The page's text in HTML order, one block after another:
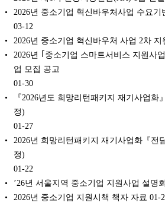
2026년 중소기업 혁신바우처사업 수요
03-12
2026년 중소기업 혁신바우처 사업 2차 지
2026년 ｢중소기업 스마트서비스 지원사
업 모집 공고
01-30
『2026년도 희망리턴패키지 재기사업화
정)
01-27
2026년 희망리턴패키지 재기사업화『전
정)
01-22
’26년 서울지역 중소기업 지원사업 설명회
2026년 중소기업 지원시책 책자 자료 01-